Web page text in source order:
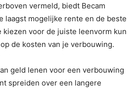
vermeld, biedt Becam
laagst mogelijke rente en de beste
kiezen voor de juiste leenvorm kun
de kosten van je verbouwing.
geld lenen voor een verbouwing
spreiden over een langere